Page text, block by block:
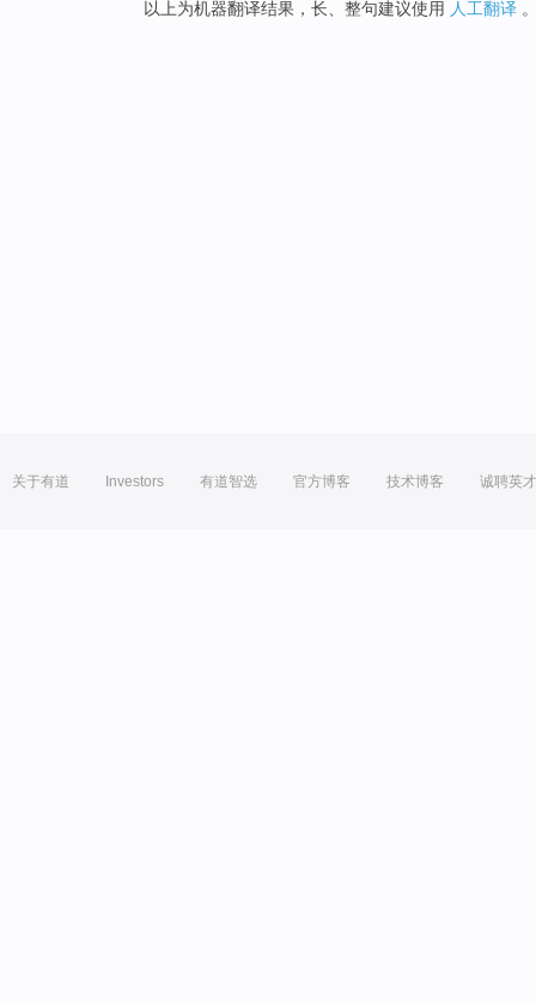
以上为机器翻译结果，长、整句建议使用 人工翻译
关于有道 Investors 有道智选 官方博客 技术博客 诚聘英才